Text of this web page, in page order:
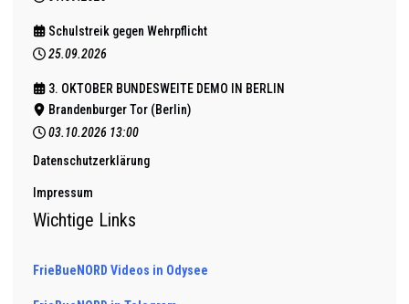
Schulstreik gegen Wehrpflicht
25.09.2026
3. OKTOBER BUNDESWEITE DEMO IN BERLIN
Brandenburger Tor (Berlin)
03.10.2026 13:00
Datenschutzerklärung
Impressum
Wichtige Links
FrieBueNORD Videos in Odysee